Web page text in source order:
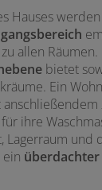
Hauses
allen Räumen.
bietet
Ein
ihre
Lagerraum und
überdachter